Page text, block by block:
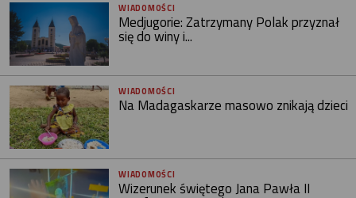
WIADOMOŚCI
Medjugorie: Zatrzymany Polak przyznał
się do winy i...
WIADOMOŚCI
Na Madagaskarze masowo znikają dzieci
WIADOMOŚCI
Wizerunek świętego Jana Pawła II